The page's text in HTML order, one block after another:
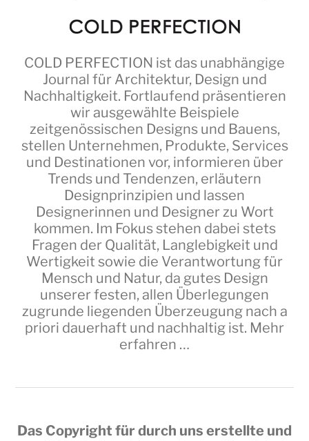
COLD PERFECTION ist das unabhängige
Journal für Architektur, Design und
Nachhaltigkeit. Fortlaufend präsentieren
wir ausgewählte Beispiele
zeitgenössischen Designs und Bauens,
stellen Unternehmen, Produkte, Services
und Destinationen vor, informieren über
Trends und Tendenzen, erläutern
Designprinzipien und lassen
Designerinnen und Designer zu Wort
kommen. Im Fokus stehen dabei stets
Fragen der Qualität, Langlebigkeit und
Wertigkeit sowie die Verantwortung für
Mensch und Natur, da gutes Design
unserer festen, allen Überlegungen
zugrunde liegenden Überzeugung nach a
priori dauerhaft und nachhaltig ist. Mehr
erfahren …
Das Copyright für durch uns erstellte und